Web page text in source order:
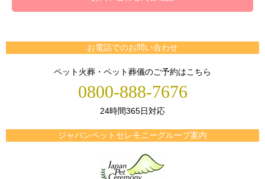
お電話でのお問い合わせ
ペット火葬・ペット葬儀のご予約はこちら
0800-888-7676
24時間365日対応
ジャパンペットセレモニーグループ案内